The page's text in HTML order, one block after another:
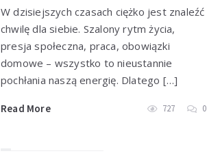
W dzisiejszych czasach ciężko jest znaleźć
chwilę dla siebie. Szalony rytm życia,
presja społeczna, praca, obowiązki
domowe – wszystko to nieustannie
pochłania naszą energię. Dlatego […]
Read More 727 0